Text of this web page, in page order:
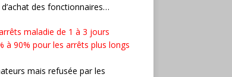
des fonctionnaires…
maladie de 1 à 3 jours
à 90% pour les arrêts plus longs
mais refusée par les